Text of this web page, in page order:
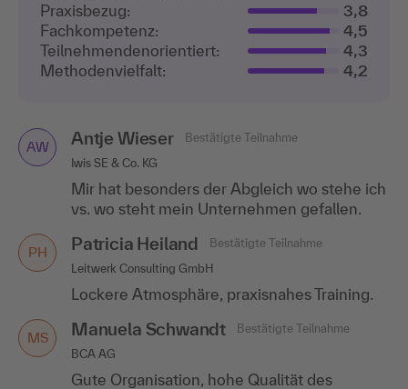
Praxisbezug:
3,8
Fachkompetenz:
4,5
Teilnehmenden­orientiert:
4,3
Methodenvielfalt:
4,2
AW Antje Wieser
Bestätigte Teilnahme
Iwis SE & Co. KG
Mir hat besonders der Abgleich wo stehe ich
vs. wo steht mein Unternehmen gefallen.
PH Patricia Heiland
Bestätigte Teilnahme
Leitwerk Consulting GmbH
Lockere Atmosphäre, praxisnahes Training.
MS Manuela Schwandt
Bestätigte Teilnahme
BCA AG
Gute Organisation, hohe Qualität des